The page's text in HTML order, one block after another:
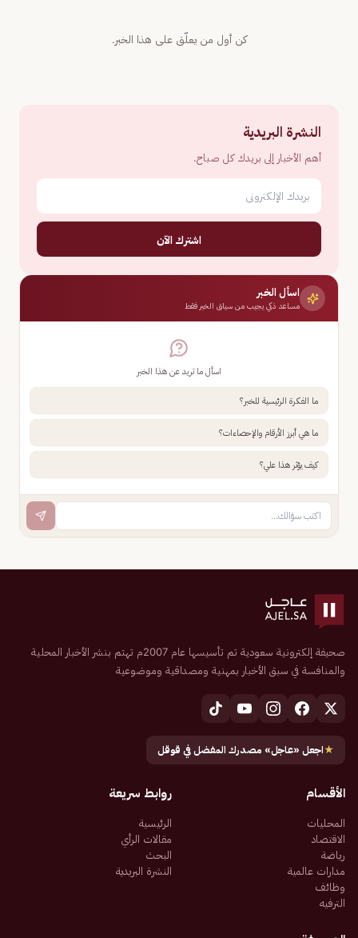
كن أول من يعلّق على هذا الخبر.
النشرة البريدية
أهم الأخبار إلى بريدك كل صباح.
اشترك الآن
اسأل الخبر
مساعد ذكي يجيب من سياق الخبر فقط
اسأل ما تريد عن هذا الخبر
ما الفكرة الرئيسية للخبر؟
ما هي أبرز الأرقام والإحصاءات؟
كيف يؤثر هذا علي؟
صحيفة إلكترونية سعودية تم تأسيسها عام 2007م تهتم بنشر الأخبار المحلية
والمنافسة في سبق الأخبار بمهنية ومصداقية وموضوعية
★اجعل «عاجل» مصدرك المفضل في قوقل
الأقسام
المحليات
الاقتصاد
رياضة
مدارات عالمية
وظائف
الترفيه
روابط سريعة
الرئيسية
مقالات الرأي
البحث
النشرة البريدية